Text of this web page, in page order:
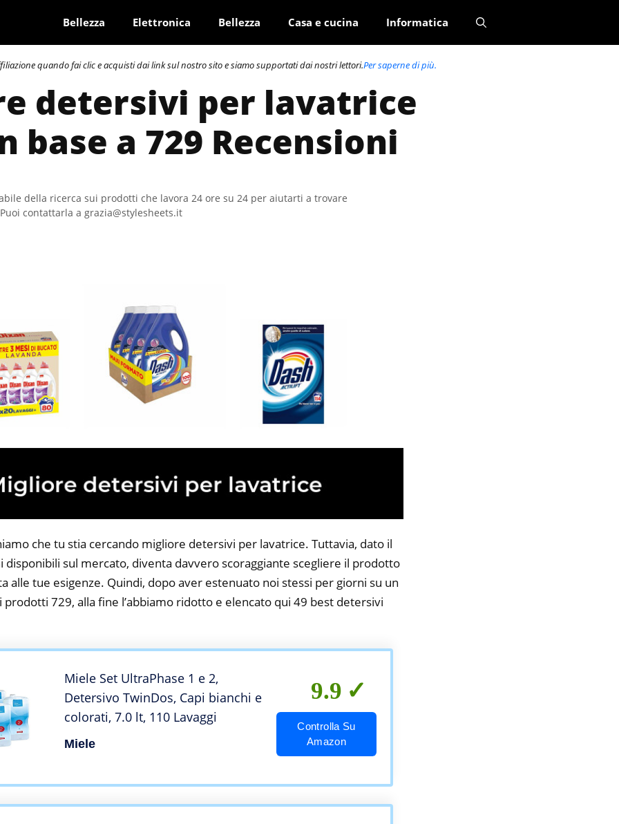
Bellezza Elettronica Bellezza Casa e cucina Informatica
quando fai clic e acquisti dai link sul nostro sito e siamo supportati dai nostri lettori.Per saperne di più.
detersivi per lavatrice
base a 729 Recensioni
della ricerca sui prodotti che lavora 24 ore su 24 per aiutarti a trovare
contattarla a grazia@stylesheets.it
che tu stia cercando migliore detersivi per lavatrice. Tuttavia, dato il
disponibili sul mercato, diventa davvero scoraggiante scegliere il prodotto
alle tue esigenze. Quindi, dopo aver estenuato noi stessi per giorni su un
729, alla fine l’abbiamo ridotto e elencato qui 49 best detersivi
Miele Set UltraPhase 1 e 2,
Detersivo TwinDos, Capi bianchi e
colorati, 7.0 lt, 110 Lavaggi
Miele
9.9
Controlla Su
Amazon